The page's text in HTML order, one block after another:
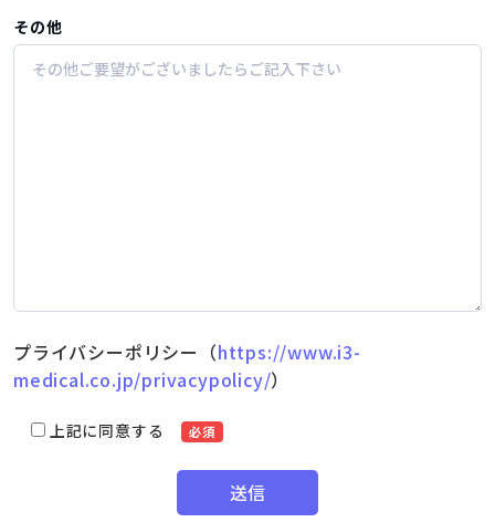
その他
プライバシーポリシー（https://www.i3-
medical.co.jp/privacypolicy/）
上記に同意する 必須